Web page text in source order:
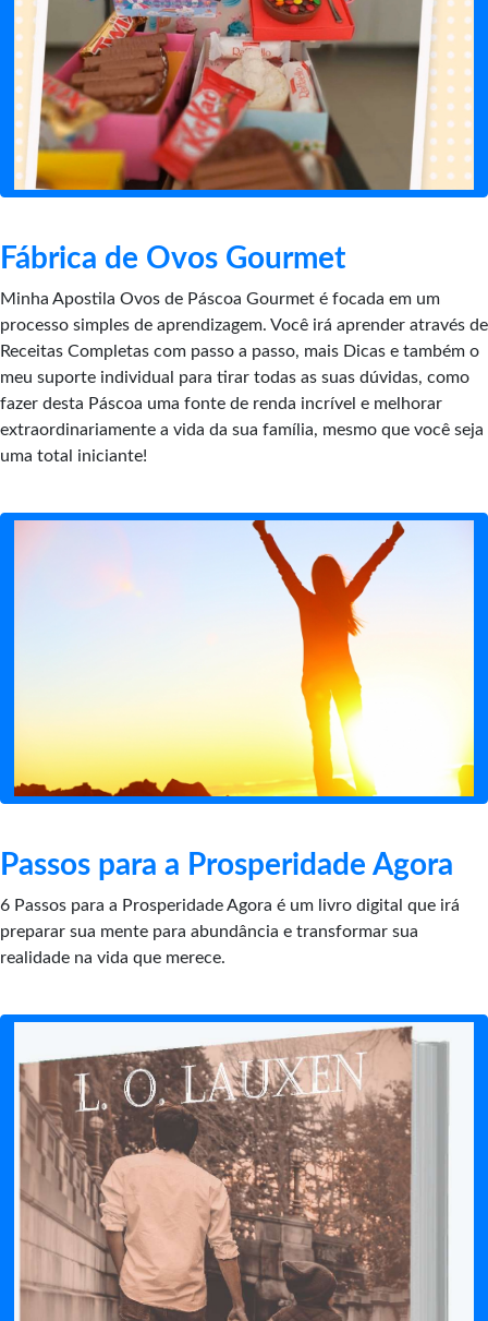
Fábrica de Ovos Gourmet
Minha Apostila Ovos de Páscoa Gourmet é focada em um
processo simples de aprendizagem. Você irá aprender através de
Receitas Completas com passo a passo, mais Dicas e também o
meu suporte individual para tirar todas as suas dúvidas, como
fazer desta Páscoa uma fonte de renda incrível e melhorar
extraordinariamente a vida da sua família, mesmo que você seja
uma total iniciante!
Passos para a Prosperidade Agora
6 Passos para a Prosperidade Agora é um livro digital que irá
preparar sua mente para abundância e transformar sua
realidade na vida que merece.